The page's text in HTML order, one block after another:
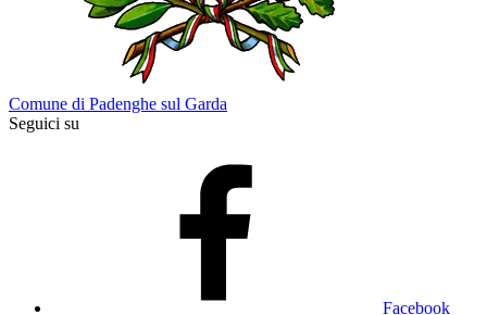
Comune di Padenghe sul Garda
Seguici su
Facebook